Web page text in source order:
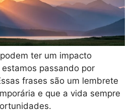
ter um impacto
passando por
frases são um lembrete
e que a vida sempre